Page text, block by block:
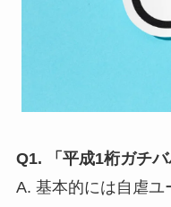
Q1. 「平成1桁ガチ
A. 基本的には自虐ユ